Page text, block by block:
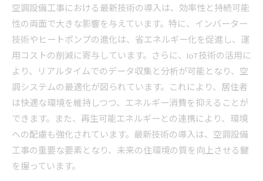
空調設備工事における最新技術の導入は、効率性と持続可能
性の両面で大きな影響を与えています。特に、インバーター
技術やヒートポンプの進化は、省エネルギー化を促進し、運
用コストの削減に寄与しています。さらに、IoT技術の活用に
より、リアルタイムでのデータ収集と分析が可能となり、空
調システムの最適化が図られています。これにより、居住者
は快適な環境を維持しつつ、エネルギー消費を抑えることが
できます。また、再生可能エネルギーとの連携により、環境
への配慮も強化されています。最新技術の導入は、空調設備
工事の重要な要素となり、未来の住環境の質を向上させる鍵
を握っています。